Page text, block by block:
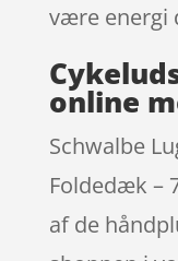
være energi
online
Schwalbe
Foldedæk –
af de